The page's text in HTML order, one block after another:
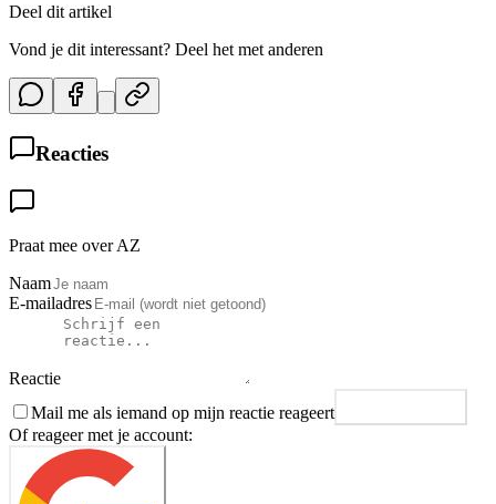
Deel dit artikel
Vond je dit interessant? Deel het met anderen
Reacties
Praat mee over AZ
Naam
E-mailadres
Reactie
Mail me als iemand op mijn reactie reageert
Of reageer met je account: